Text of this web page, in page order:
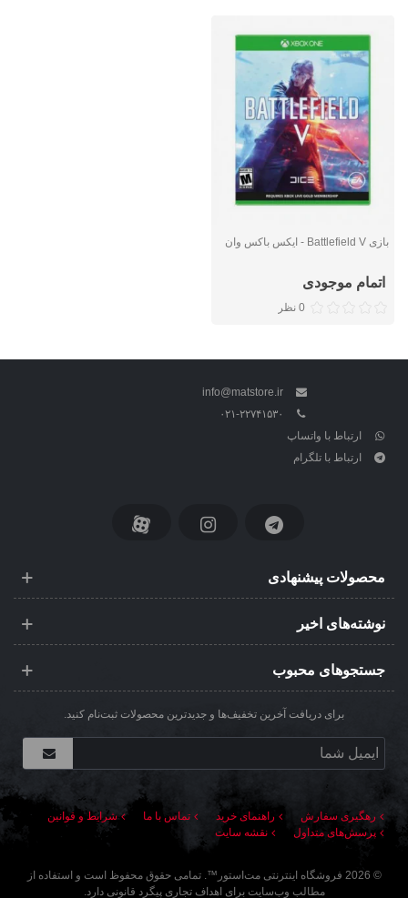
بازی Battlefield V - ایکس باکس وان
اتمام موجودی
0 نظر
info@matstore.ir
۰۲۱-۲۲۷۴۱۵۳۰
ارتباط با واتساپ
ارتباط با تلگرام
محصولات پیشنهادی
نوشته‌های اخیر
جستجوهای محبوب
برای دریافت آخرین تخفیف‌ها و جدیدترین محصولات ثبت‌نام کنید.
رهگیری سفارش راهنمای خرید تماس با ما
شرایط و قوانین
پرسش‌های متداول
نقشه سایت
©
2026 فروشگاه اینترنتی مت‌استور ™. تمامی حقوق محفوظ است و استفاده از
مطالب وب‌سایت برای اهداف تجاری پیگرد قانونی دارد.